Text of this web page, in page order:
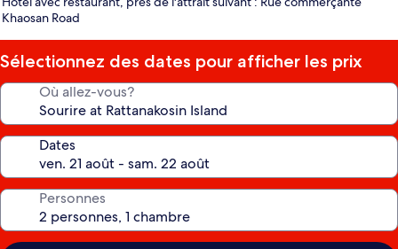
Khaosan Road
Sélectionnez des dates pour afficher les prix
Où allez-vous?
Dates
Personnes